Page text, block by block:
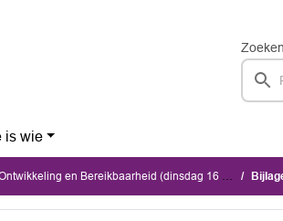
Zoeken
is wie
en Bereikbaarheid (dinsdag 16 juni 2026) Bijlage